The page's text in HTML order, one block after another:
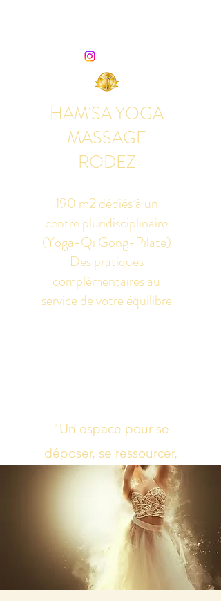
HAM'SA YOGA
MASSAGE
RODEZ
190 m2 dédiés à un
centre pluridisciplinaire
(Yoga-Qi Gong-Pilate)
Des pratiques
complémentaires au
service de votre équilibre
"Un espace pour se
déposer, se ressourcer,
s’harmoniser"